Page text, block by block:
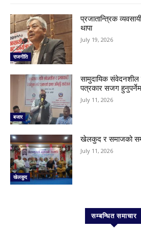
राजनीति
प्रजातान्त्रिक
थापा
July 19, 2026
बजार
सामुदायिक संवेदनशील र
पत्रकार सजग
July 11, 2026
खेलकुद
खेलकुद र समाजको
July 11, 2026
सम्बन्धित समाचार